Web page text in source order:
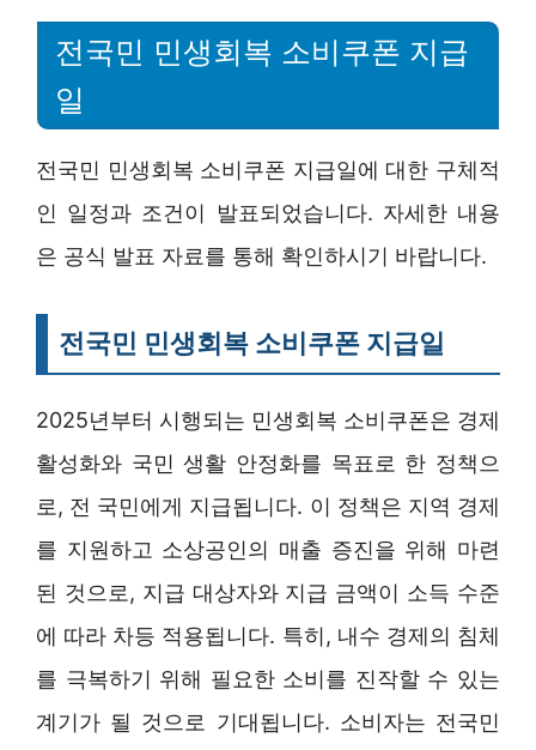
전국민 민생회복 소비쿠폰 지급
일
전국민 민생회복 소비쿠폰 지급일에 대한 구체적
인 일정과 조건이 발표되었습니다. 자세한 내용
은 공식 발표 자료를 통해 확인하시기 바랍니다.
전국민 민생회복 소비쿠폰 지급일
2025년부터 시행되는 민생회복 소비쿠폰은 경제
활성화와 국민 생활 안정화를 목표로 한 정책으
로, 전 국민에게 지급됩니다. 이 정책은 지역 경제
를 지원하고 소상공인의 매출 증진을 위해 마련
된 것으로, 지급 대상자와 지급 금액이 소득 수준
에 따라 차등 적용됩니다. 특히, 내수 경제의 침체
를 극복하기 위해 필요한 소비를 진작할 수 있는
계기가 될 것으로 기대됩니다. 소비자는 전국민